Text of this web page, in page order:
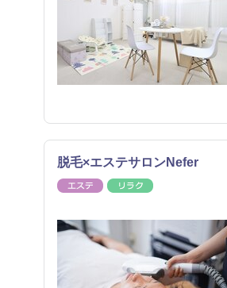
脱毛×エステサロンNefer
エステ